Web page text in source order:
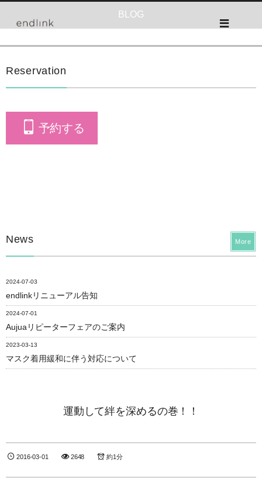
BLOG
Reservation
予約する
News
2024-07-03
endlinkリニューアル告知
2024-07-01
Aujuaリピーターフェアのご案内
2023-03-13
マスク着用緩和に伴う対応について
More
運動して絆を深めるの巻！！
2016-03-01 2648 約1分